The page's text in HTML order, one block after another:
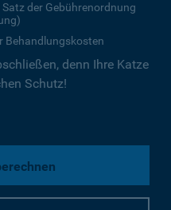
der Gebührenordnung
Behandlungskosten
denn Ihre Katze
Schutz!